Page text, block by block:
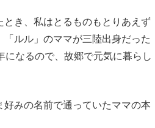
とき、私はとるものもとりあえず
ルル」のママが三陸出身だった
なるので、故郷で元気に暮らし
みの名前で通っていたママの本